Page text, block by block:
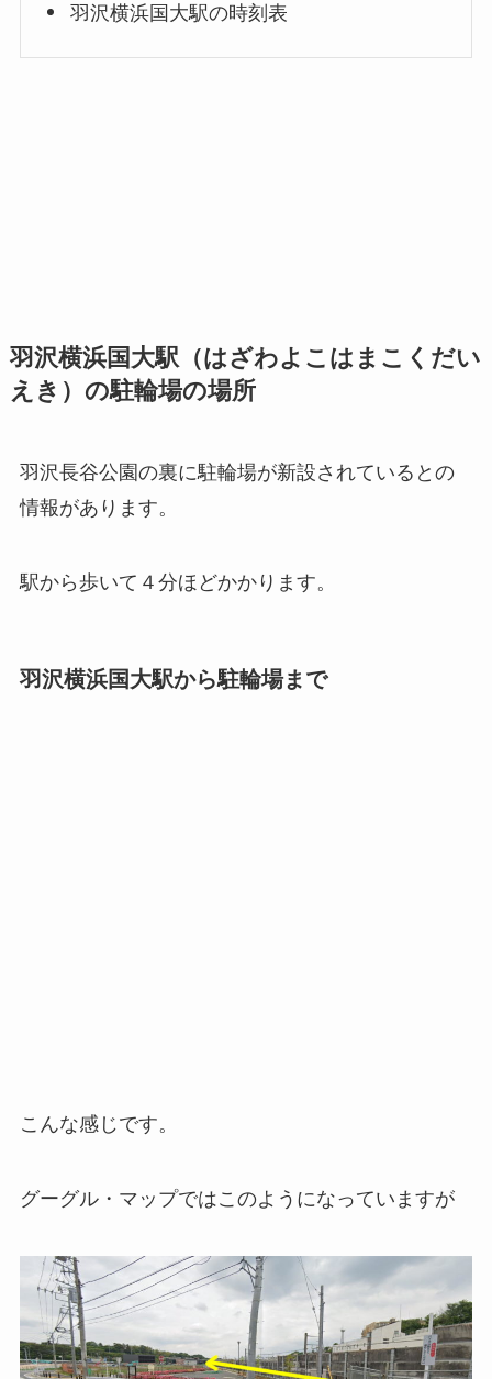
羽沢横浜国大駅の時刻表
羽沢横浜国大駅（はざわよこはまこくだい
えき）の駐輪場の場所
羽沢長谷公園の裏に駐輪場が新設されているとの
情報があります。
駅から歩いて４分ほどかかります。
羽沢横浜国大駅から駐輪場まで
こんな感じです。
グーグル・マップではこのようになっていますが